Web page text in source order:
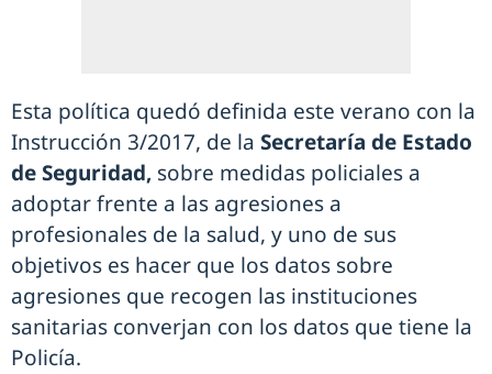
Esta política quedó definida este verano con la
Instrucción 3/2017, de la Secretaría de Estado
de Seguridad, sobre medidas policiales a
adoptar frente a las agresiones a
profesionales de la salud, y uno de sus
objetivos es hacer que los datos sobre
agresiones que recogen las instituciones
sanitarias converjan con los datos que tiene la
Policía.